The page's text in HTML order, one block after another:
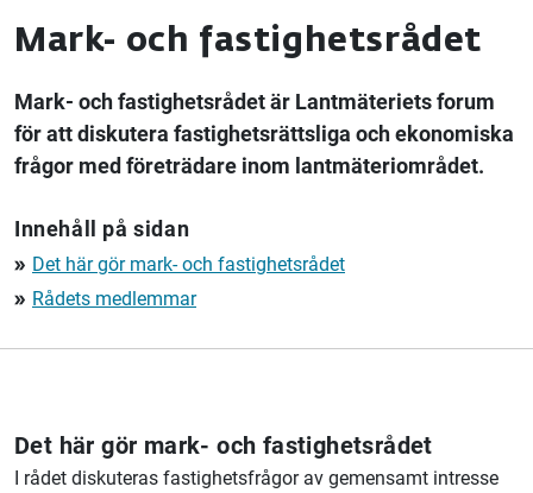
Mark- och fastighetsrådet
Mark- och fastighetsrådet är Lantmäteriets forum
för att diskutera fastighetsrättsliga och ekonomiska
frågor med företrädare inom lantmäteriområdet.
Innehåll på sidan
double_arrow Det här gör mark- och fastighetsrådet
double_arrow Rådets medlemmar
Det här gör mark- och fastighetsrådet
I rådet diskuteras fastighetsfrågor av gemensamt intresse